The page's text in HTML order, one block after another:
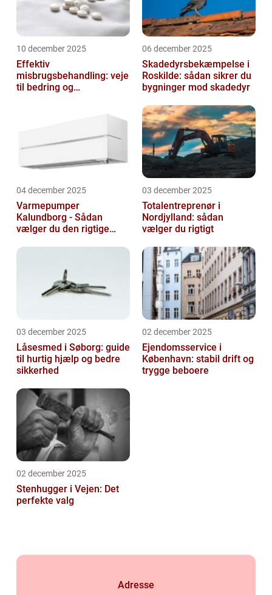
10 december 2025
Effektiv
misbrugsbehandling: veje
til bedring og
06 december 2025
Skadedyrsbekæmpelse i
Roskilde: sådan sikrer du
bygninger mod skadedyr
04 december 2025
Varmepumper
Kalundborg - Sådan
vælger du den rigtige
03 december 2025
Totalentreprenør i
Nordjylland: sådan
vælger du rigtigt
03 december 2025
Låsesmed i Søborg: guide
til hurtig hjælp og bedre
sikkerhed
02 december 2025
Ejendomsservice i
København: stabil drift og
trygge beboere
02 december 2025
Stenhugger i Vejen: Det
perfekte valg
Adresse